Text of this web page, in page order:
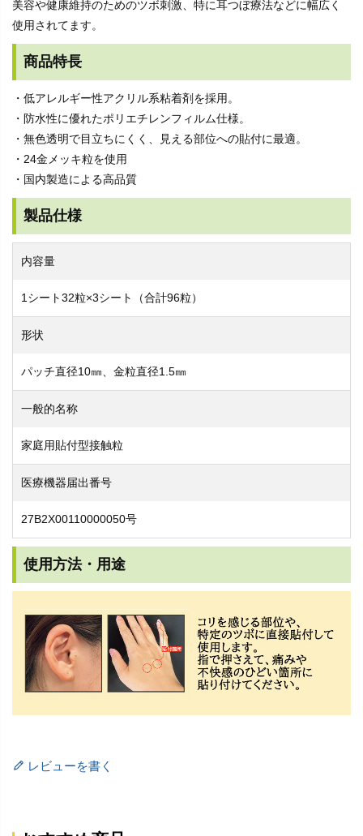
美容や健康維持のためのツボ刺激、特に耳つぼ療法などに幅広く
使用されてます。
商品特長
・低アレルギー性アクリル系粘着剤を採用。
・防水性に優れたポリエチレンフィルム仕様。
・無色透明で目立ちにくく、見える部位への貼付に最適。
・24金メッキ粒を使用
・国内製造による高品質
製品仕様
内容量
1シート32粒×3シート（合計96粒）
形状
パッチ直径10㎜、金粒直径1.5㎜
一般的名称
家庭用貼付型接触粒
医療機器届出番号
27B2X00110000050号
使用方法・用途
レビューを書く